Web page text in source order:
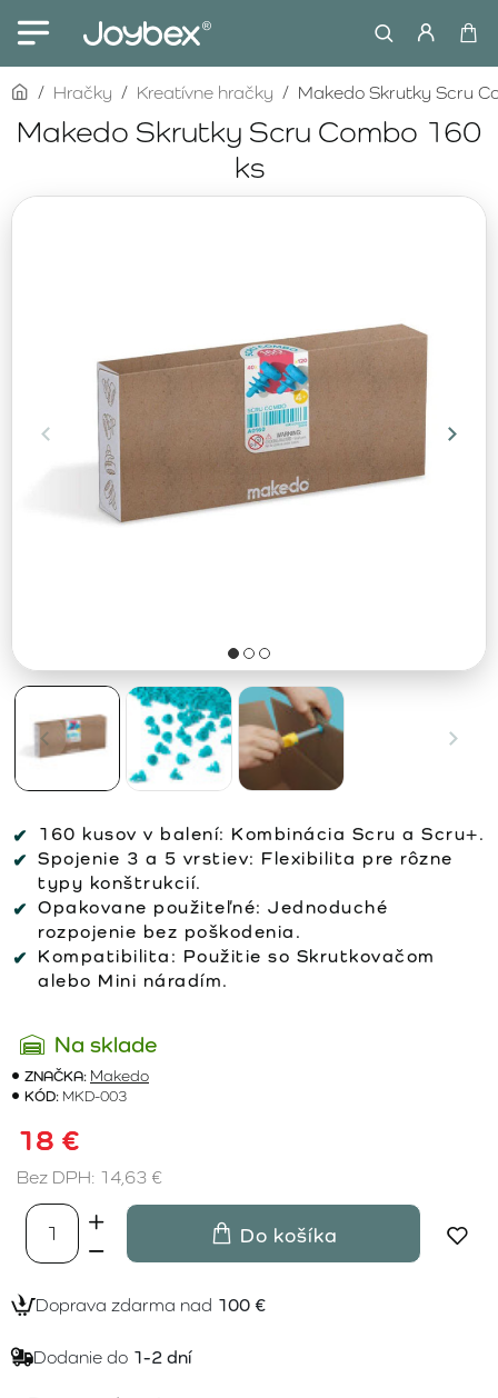
Makedo Skrutky Scru Combo 160
ks
homeHračky Kreatívne hračky Makedo Skrutky Scru
160 kusov v balení: Kombinácia Scru a Scru+.
Spojenie 3 a 5 vrstiev: Flexibilita pre rôzne
typy konštrukcií.
Opakovane použiteľné: Jednoduché
rozpojenie bez poškodenia.
Kompatibilita: Použitie so Skrutkovačom
alebo Mini náradím.
Na sklade
ZNAČKA: Makedo
KÓD: MKD-003
18 €
Bez DPH: 14,63 €
Do košíka
Doprava zdarma nad 100 €
Dodanie do 1-2 dní